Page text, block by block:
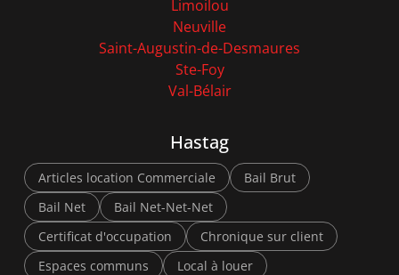
Limoilou
Neuville
Saint-Augustin-de-Desmaures
Ste-Foy
Val-Bélair
Hastag
Articles location Commerciale
Bail Brut
Bail Net
Bail Net-Net-Net
Certificat d'occupation
Chronique sur client
Espaces communs
Local à louer